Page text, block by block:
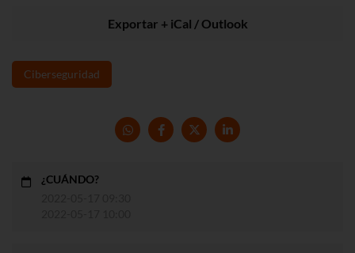
Exportar + iCal / Outlook
Ciberseguridad
¿CUÁNDO?